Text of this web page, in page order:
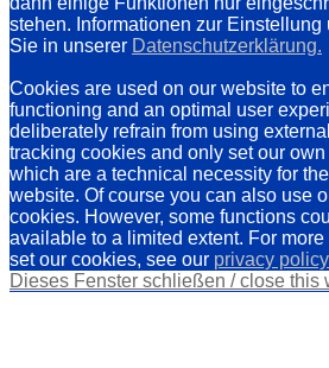
stehen. Informationen zur
Sie in unserer Datenschutzerklärung.
Cookies are used on our website to
functioning and an optimal user
deliberately refrain from using
tracking cookies and only set our
which are a technical necessity for
website. Of course you can also use
cookies. However, some functions
available to a limited extent. For
set our cookies, see our privacy
Dieses Fenster schließen / close this